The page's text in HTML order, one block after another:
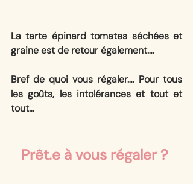
La tarte épinard tomates séchées et
graine est de retour également….
Bref de quoi vous régaler…. Pour tous
les goûts, les intolérances et tout et
tout…
Prêt.e à vous régaler ?